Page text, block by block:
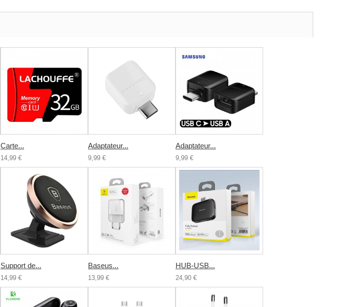
Carte...
14,99 €
Adaptateur...
9,99 €
Adaptateur...
9,99 €
Support de...
14,99 €
Baseus...
13,99 €
HUB-USB...
24,90 €